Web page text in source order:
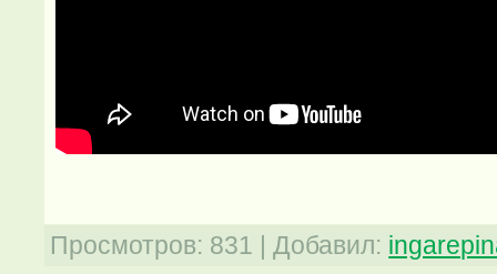
Просмотров: 831 |Добавил: